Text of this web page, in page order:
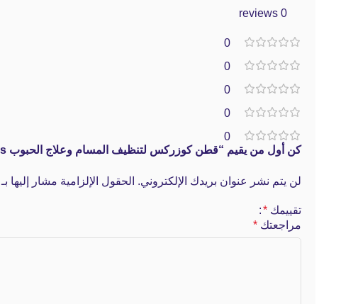
0 reviews
0
0
0
0
0
كن أول من يقيم “قطن كوزركس لتنظيف المسام وعلاج الحبوب COSRX One Step Original Clear Pad 70 pads”
لن يتم نشر عنوان بريدك الإلكتروني. الحقول الإلزامية مشار إليها بـ
تقييمك *
مراجعتك *